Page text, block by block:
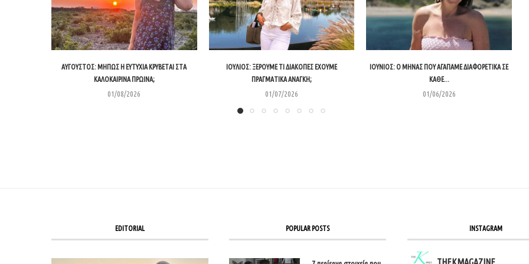
ΑΎΓΟΥΣΤΟΣ: ΜΉΠΩΣ Η ΕΥΤΥΧΊΑ ΚΡΎΒΕΤΑΙ ΣΤΑ
ΚΑΛΟΚΑΙΡΙΝΆ ΠΡΩΙΝΆ;
01/08/2026
ΙΟΎΛΙΟΣ: ΞΈΡΟΥΜΕ ΤΙ ΔΙΑΚΟΠΈΣ ΈΧΟΥΜΕ
ΠΡΑΓΜΑΤΙΚΆ ΑΝΆΓΚΗ;
01/07/2026
ΙΟΎΝΙΟΣ: Ο ΜΉΝΑΣ ΠΟΥ ΑΓΑΠΆΜΕ ΔΙΑΦΟΡΕΤΙΚΆ ΣΕ
ΚΆΘΕ...
01/06/2026
EDITORIAL POPULAR POSTS INSTAGRAM